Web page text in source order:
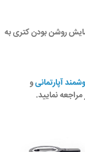
روشن بودن کتری به
آپارتمانیو
نمایید.